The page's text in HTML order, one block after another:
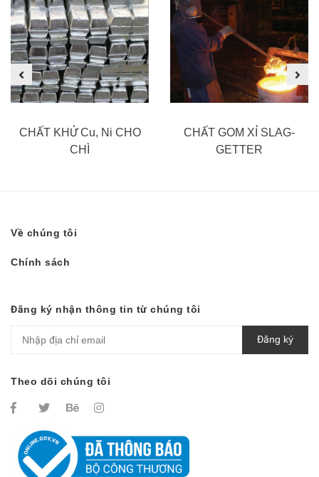
CHẤT KHỬ Cu, Ni CHO
CHÌ
CHẤT GOM XỈ SLAG-
GETTER
Về chúng tôi
Chính sách
Đăng ký nhận thông tin từ chúng tôi
Đăng ký
Theo dõi chúng tôi